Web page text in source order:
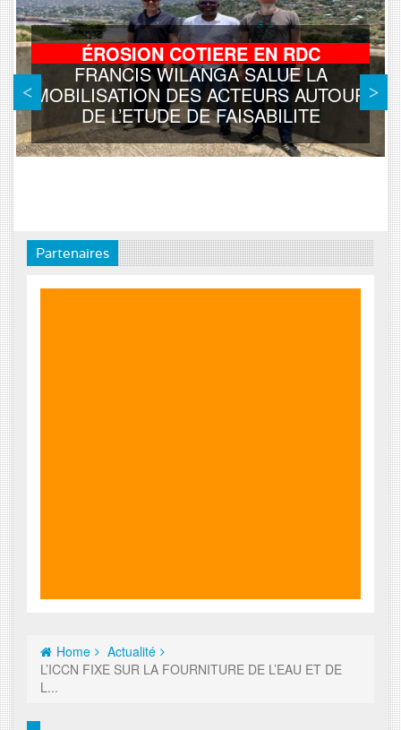
ÉROSION COTIERE EN RDC
FRANCIS WILANGA SALUE LA
MOBILISATION DES ACTEURS AUTOUR
DE L’ETUDE DE FAISABILITE
Partenaires
Home
Actualité
L’ICCN FIXE SUR LA FOURNITURE DE L’EAU ET DE
L...